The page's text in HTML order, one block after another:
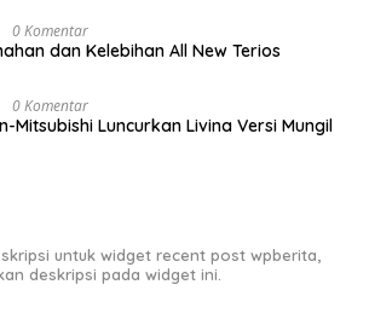
0 Komentar
dan Kelebihan All New Terios
0 Komentar
Mitsubishi Luncurkan Livina Versi Mungil
untuk widget recent post wpberita,
deskripsi pada widget ini.